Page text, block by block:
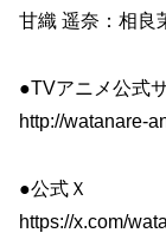
甘織 遥奈：相良
●TVアニメ公式
http://watanare-
●公式Ｘ
https://x.com/